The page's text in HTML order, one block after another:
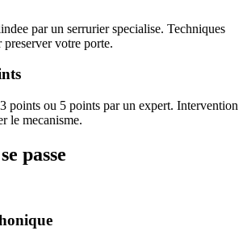
par un serrurier specialise. Techniques
votre porte.
points ou 5 points par un expert. Intervention
le mecanisme.
passe